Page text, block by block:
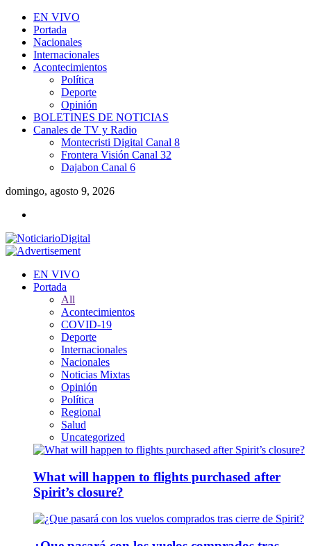
EN VIVO
Portada
Nacionales
Internacionales
Acontecimientos
Política
Deporte
Opinión
BOLETINES DE NOTICIAS
Canales de TV y Radio
Montecristi Digital Canal 8
Frontera Visión Canal 32
Dajabon Canal 6
domingo, agosto 9, 2026
EN VIVO
Portada
All
Acontecimientos
COVID-19
Deporte
Internacionales
Nacionales
Noticias Mixtas
Opinión
Política
Regional
Salud
Uncategorized
What will happen to flights purchased after
Spirit’s closure?